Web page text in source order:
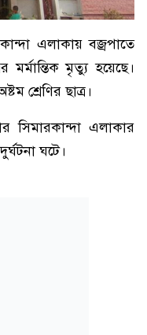
এলাকায় বজ্রপাতে
মৃত্যু হয়েছে।
শ্রেণির ছাত্র।
সিমারকান্দা এলাকার
ঘটে।